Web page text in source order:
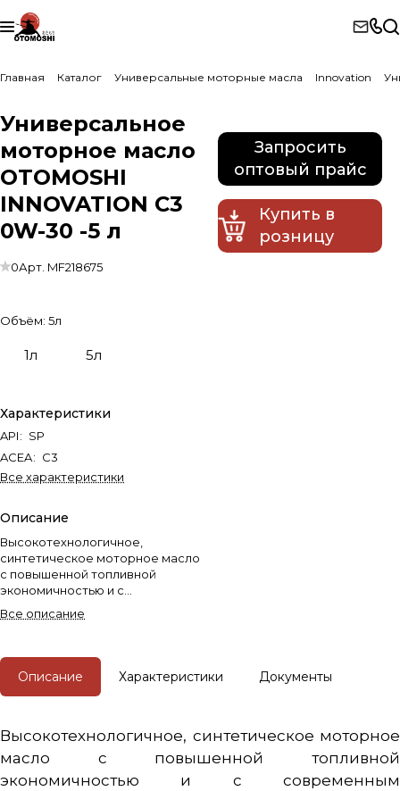
Главная Каталог Универсальные моторные масла Innovation
Универсальное
моторное масло
OTOMOSHI
INNOVATION C3
0W-30 -5 л
0Арт. MF218675
Объём: 5л
1л 5л
Характеристики
API: SP
ACEA: C3
Все характеристики
Описание
Высокотехнологичное,
синтетическое моторное масло
с повышенной топливной
экономичностью и с
пакетом присадок (Low SAPS)
двигателей, включая двигатели
с сажевыми фильтрами (TFSI, FSI,
Все описание
Запросить
оптовый прайс
Купить в
розницу
Описание Характеристики Документы
Высокотехнологичное, синтетическое моторное
масло с повышенной топливной
экономичностью и с современным